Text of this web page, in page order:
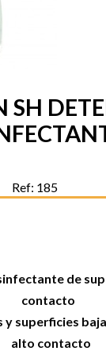
SH
Ref: 185
de
contacto
superficies
alto contacto